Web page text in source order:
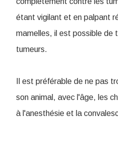
étant vigilant et en palpant
mamelles, il est possible de
tumeurs.
Il est préférable de ne pas
son animal, avec l'âge, les
à l'anesthésie et la